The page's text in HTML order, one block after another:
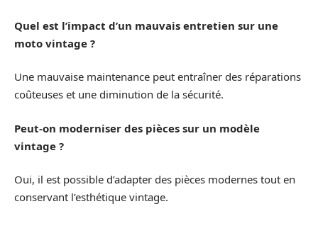
Quel est l’impact d’un mauvais entretien sur une
moto vintage ?
Une mauvaise maintenance peut entraîner des réparations
coûteuses et une diminution de la sécurité.
Peut-on moderniser des pièces sur un modèle
vintage ?
Oui, il est possible d’adapter des pièces modernes tout en
conservant l’esthétique vintage.